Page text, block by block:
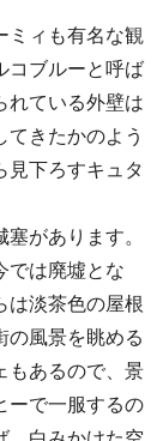
ミィも有名な観
コブルーと呼ば
れている外壁は
てきたかのよう
見下ろすキュタ
があります。
では廃墟とな
は淡茶色の屋根
の風景を眺める
もあるので、景
ーで一服するの